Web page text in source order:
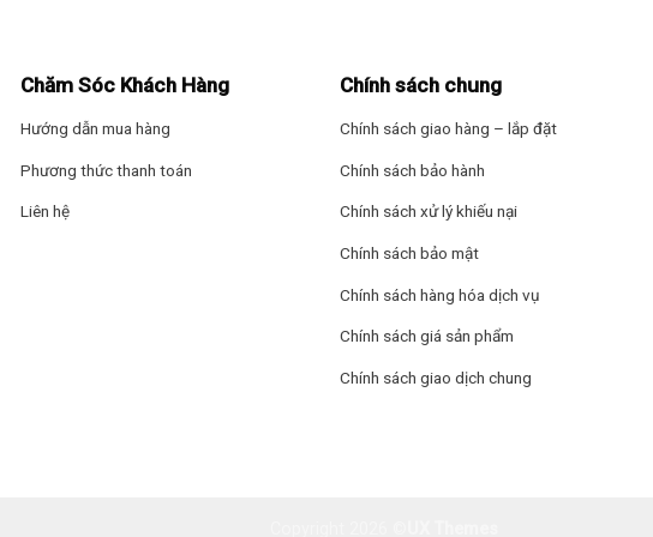
kiệm 40% điện năng tiêu thụ, thân thiện với môi trường.
được sử dụng ở mức tối ưu nhờ tích hợpcông nghệ Inverter tiết kiệm điện.
Chăm Sóc Khách Hàng
Hướng dẫn mua hàng
Phương thức thanh toán
Liên hệ
Chính sách chung
Chính sách giao hàng – lắp đặt
Chính sách bảo hành
Chính sách xử lý khiếu nại
Chính sách bảo mật
Chính sách hàng hóa dịch vụ
Chính sách giá sản phẩm
Chính sách giao dịch chung